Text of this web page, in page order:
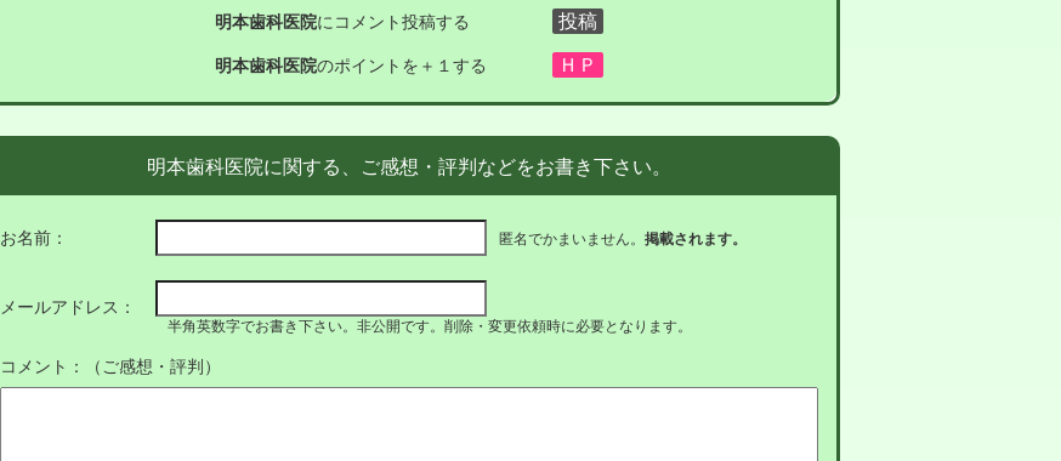
明本歯科医院にコメント投稿する
明本歯科医院のポイントを＋１する
明本歯科医院に関する、ご感想・評判などをお書き下さい。
お名前： 匿名でかまいません。 掲載されます。
メールアドレス：
半角英数字でお書き下さい。非公開です。削除・変更依頼時に必要となります。
コメント：（ご感想・評判）